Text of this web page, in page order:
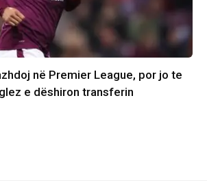
në Premier League, por jo te
e dëshiron transferin